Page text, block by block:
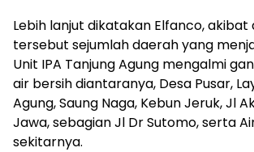
Lebih lanjut dikatakan Elfanco, akibat
tersebut sejumlah daerah yang
Unit IPA Tanjung Agung mengalmi
air bersih diantaranya, Desa Pusar,
Agung, Saung Naga, Kebun Jeruk, Jl
Jawa, sebagian Jl Dr Sutomo, serta
sekitarnya.